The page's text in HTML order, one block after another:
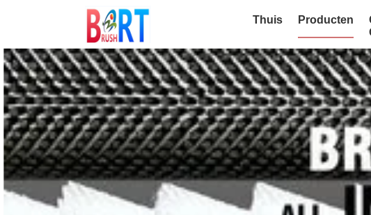
Thuis Producten